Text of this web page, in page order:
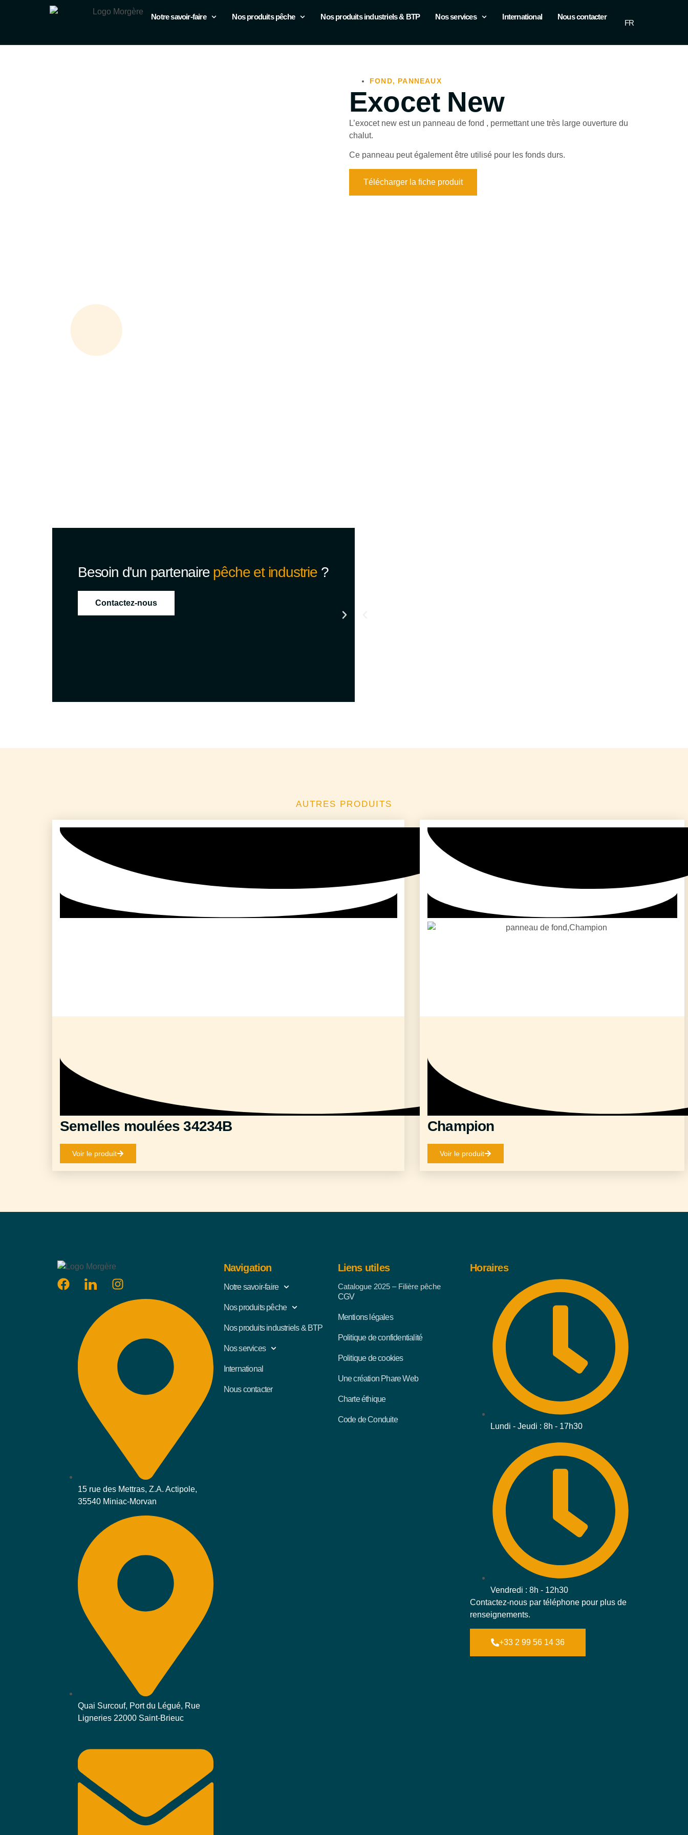
Notre savoir-faire Nos produits pêche Nos produits industriels & BTP Nos services International Nous contacter
FR
EN
FOND, PANNEAUX
Exocet New
L’exocet new est un panneau de fond , permettant une très large ouverture du
chalut.
Ce panneau peut également être utilisé pour les fonds durs.
Télécharger la fiche produit
Besoin d'un partenaire pêche et industrie?
Contactez-nous
AUTRES PRODUITS
Semelles moulées 34234B
Voir le produit
Champion
Voir le produit
15 rue des Mettras, Z.A. Actipole,
35540 Miniac-Morvan
Quai Surcouf, Port du Légué, Rue
Ligneries 22000 Saint-Brieuc
Navigation
Notre savoir-faire
Nos produits pêche
Nos produits industriels & BTP
Nos services
International
Nous contacter
Liens utiles
Catalogue 2025 – Filière pêche
CGV
Mentions légales
Politique de confidentialité
Politique de cookies
Une création Phare Web
Charte éthique
Code de Conduite
Horaires
Lundi - Jeudi : 8h - 17h30
Vendredi : 8h - 12h30
Contactez-nous par téléphone pour plus de
renseignements.
+33 2 99 56 14 36